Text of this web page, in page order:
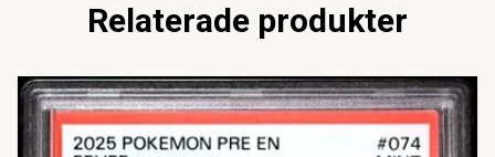
Relaterade produkter